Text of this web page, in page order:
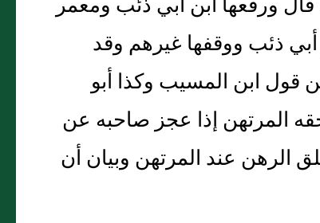
ذئب ووقفها غيرهم وقد
ابن المسيب وكذا أبو
المرتهن إذا عجز صاحبه عن
الرهن عند المرتهن وبيان أن